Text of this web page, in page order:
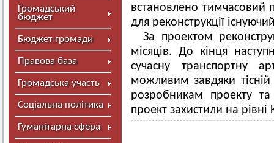
Громадський
бюджет
Бюджет громади
Правова база
Громадська участь
Соціальна політика
Гуманітарна сфера
встановлено тимчасовий
для реконструкції
За проектом
місяців. До кінця
сучасну транспортну
можливим завдяки тісній
розробникам проекту та
проект захистили на рівні